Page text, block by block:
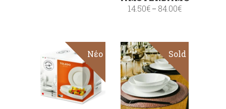
14.50€ – 84.00€
Sale
Νέο
ΕΠΙΛΟΓΉ
Sale
Sold
Επιλογή